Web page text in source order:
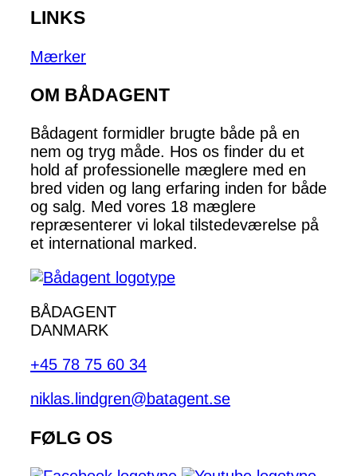
LINKS
Mærker
OM BÅDAGENT
Bådagent formidler brugte både på en
nem og tryg måde. Hos os finder du et
hold af professionelle mæglere med en
bred viden og lang erfaring inden for både
og salg. Med vores 18 mæglere
repræsenterer vi lokal tilstedeværelse på
et international marked.
BÅDAGENT
DANMARK
+45 78 75 60 34
niklas.lindgren@batagent.se
FØLG OS